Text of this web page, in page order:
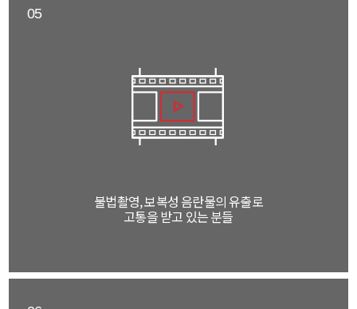
05
불법촬영, 보복성 음란물의 유출로
고통을 받고 있는 분들